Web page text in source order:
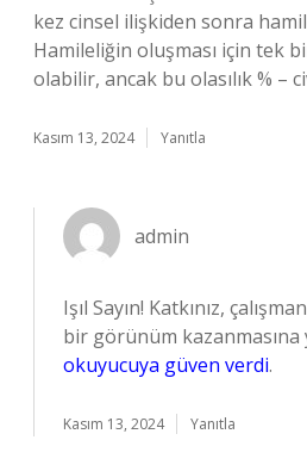
kez cinsel ilişkiden sonra
Hamileliğin oluşması için tek
olabilir, ancak bu olasılık % –
Kasım 13, 2024 Yanıtla
admin
Işıl Sayın! Katkınız,
bir görünüm kazanmasına
okuyucuya güven verdi.
Kasım 13, 2024 Yanıtla